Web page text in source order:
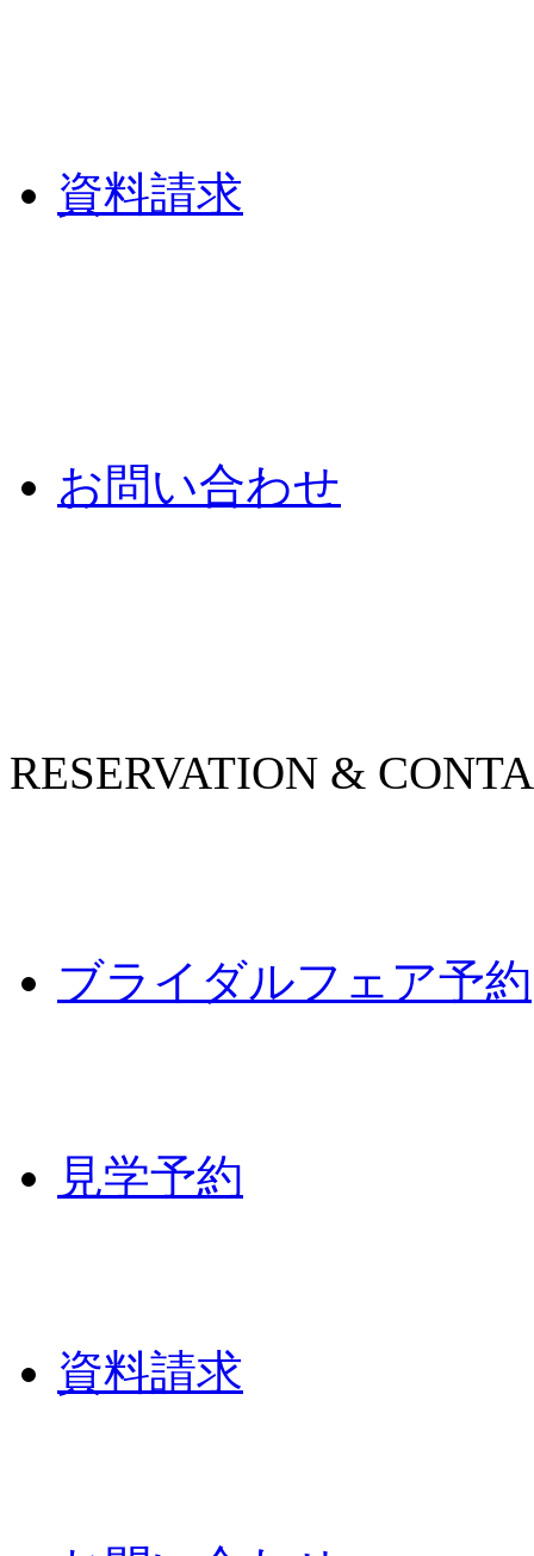
資料請求
お問い合わせ
RESERVATION &
ブライダルフェア予約
見学予約
資料請求